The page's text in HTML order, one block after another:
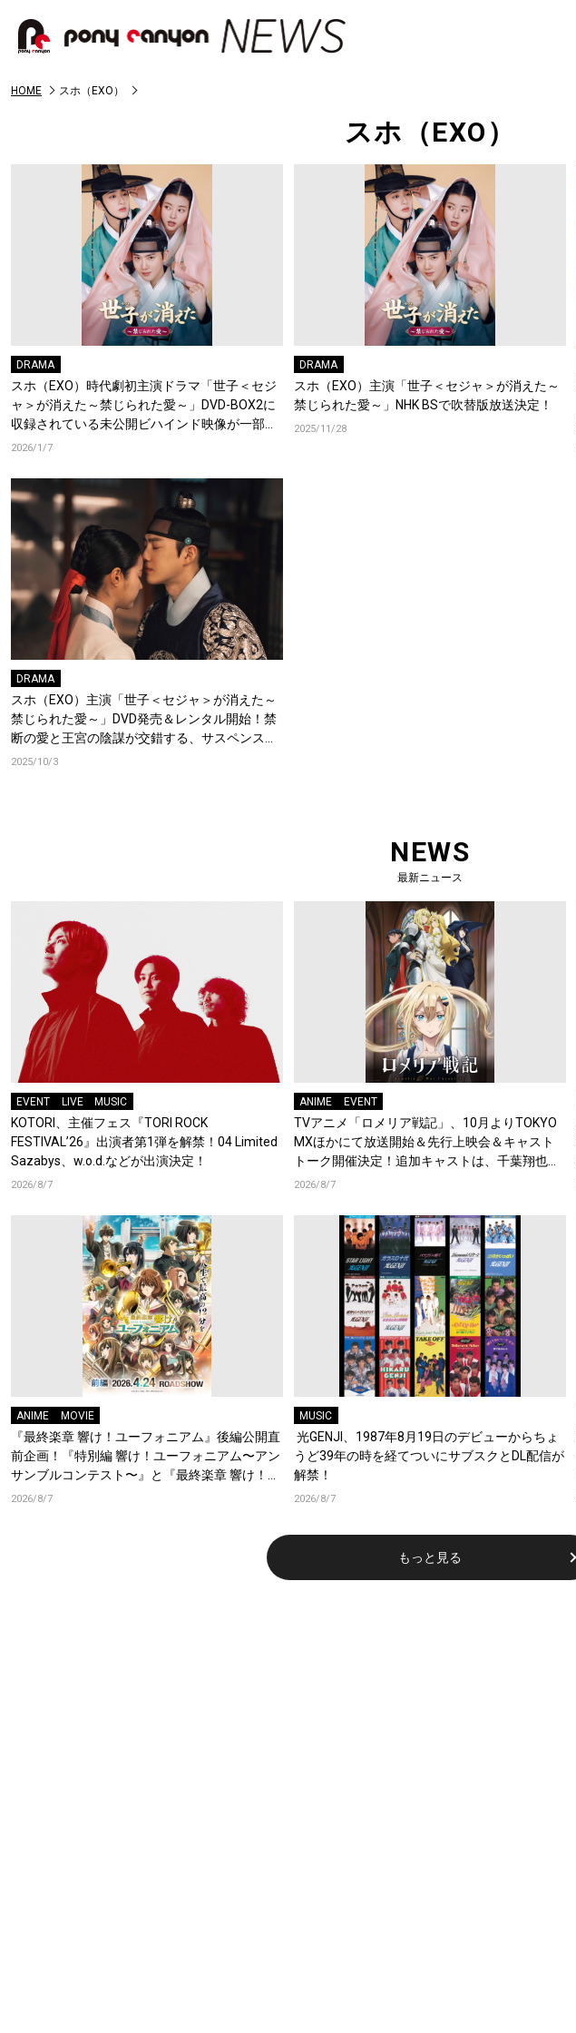
HOME スホ（EXO）
スホ（EXO）
DRAMA
スホ（EXO）時代劇初主演ドラマ「世子＜セジ
ャ＞が消えた～禁じられた愛～」DVD-BOX2に
収録されている未公開ビハインド映像が一部特
別公開！韓国時代劇専門家とのコラボも実現！
2026/1/7
DRAMA
スホ（EXO）主演「世子＜セジャ＞が消えた～
禁じられた愛～」NHK BSで吹替版放送決定！
2025/11/28
DRAMA
スホ（EXO）主演「世子＜セジャ＞が消えた～
禁じられた愛～」DVD発売＆レンタル開始！禁
断の愛と王宮の陰謀が交錯する、サスペンス＆
ロマンス時代劇！
2025/10/3
NEWS
最新ニュース
EVENT LIVE MUSIC
KOTORI、主催フェス『TORI ROCK
FESTIVAL’26』出演者第1弾を解禁！04 Limited
Sazabys、w.o.d.などが出演決定！
2026/8/7
ANIME EVENT
TVアニメ「ロメリア戦記」、10月よりTOKYO
MXほかにて放送開始＆先行上映会＆キャスト
トーク開催決定！追加キャストは、千葉翔也、
梶原岳人、堀江瞬、綿貫竜之介！PV第1弾公
2026/8/7
ANIME MOVIE
『最終楽章 響け！ユーフォニアム』後編公開直
前企画！『特別編 響け！ユーフォニアム〜アン
サンブルコンテスト〜』と『最終楽章 響け！ユ
ーフォニアム』前編の一挙上映が決定！
2026/8/7
MUSIC
光GENJI、1987年8月19日のデビューからちょ
うど39年の時を経てついにサブスクとDL配信が
解禁！
2026/8/7
もっと見る